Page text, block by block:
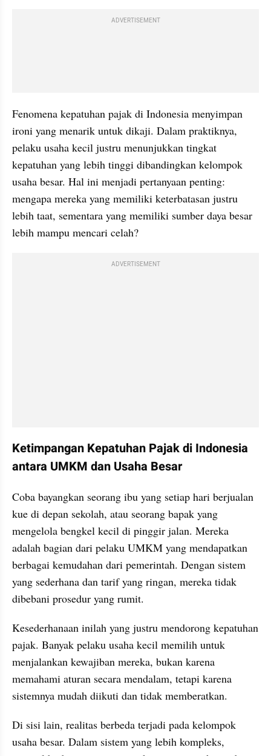
ADVERTISEMENT
Fenomena kepatuhan pajak di Indonesia menyimpan
ironi yang menarik untuk dikaji. Dalam praktiknya,
pelaku usaha kecil justru menunjukkan tingkat
kepatuhan yang lebih tinggi dibandingkan kelompok
usaha besar. Hal ini menjadi pertanyaan penting:
mengapa mereka yang memiliki keterbatasan justru
lebih taat, sementara yang memiliki sumber daya besar
lebih mampu mencari celah?
ADVERTISEMENT
Ketimpangan Kepatuhan Pajak di Indonesia
antara UMKM dan Usaha Besar
Coba bayangkan seorang ibu yang setiap hari berjualan
kue di depan sekolah, atau seorang bapak yang
mengelola bengkel kecil di pinggir jalan. Mereka
adalah bagian dari pelaku UMKM yang mendapatkan
berbagai kemudahan dari pemerintah. Dengan sistem
yang sederhana dan tarif yang ringan, mereka tidak
dibebani prosedur yang rumit.
Kesederhanaan inilah yang justru mendorong kepatuhan
pajak. Banyak pelaku usaha kecil memilih untuk
menjalankan kewajiban mereka, bukan karena
memahami aturan secara mendalam, tetapi karena
sistemnya mudah diikuti dan tidak memberatkan.
Di sisi lain, realitas berbeda terjadi pada kelompok
usaha besar. Dalam sistem yang lebih kompleks,